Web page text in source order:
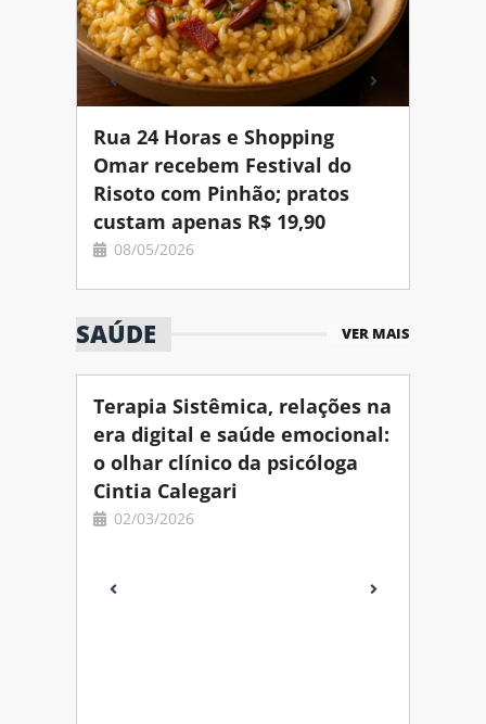
Rua 24 Horas e Shopping
Omar recebem Festival do
Risoto com Pinhão; pratos
custam apenas R$ 19,90
08/05/2026
SAÚDE VER MAIS
Terapia Sistêmica, relações na
era digital e saúde emocional:
o olhar clínico da psicóloga
Cintia Calegari
02/03/2026